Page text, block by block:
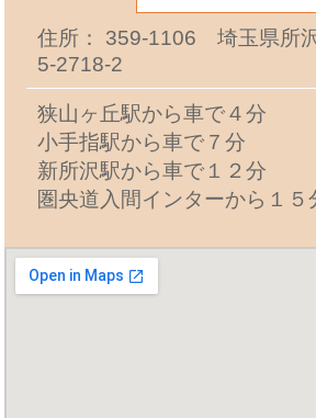
住所： 359-1106 埼玉県所
5-2718-2
狭山ヶ丘駅から車で４分
小手指駅から車で７分
新所沢駅から車で１２分
圏央道入間インターから１５